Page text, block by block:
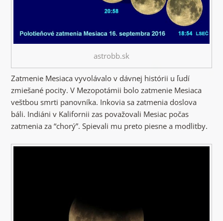
astrobb.sk
Zatmenie Mesiaca vyvolávalo v dávnej histórii u ľudí
zmiešané pocity. V Mezopotámii bolo zatmenie Mesiaca
veštbou smrti panovníka. Inkovia sa zatmenia doslova
báli. Indiáni v Kalifornii zas považovali Mesiac počas
zatmenia za “chorý”. Spievali mu preto piesne a modlitby.